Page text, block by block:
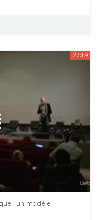
27:19
: un modèle